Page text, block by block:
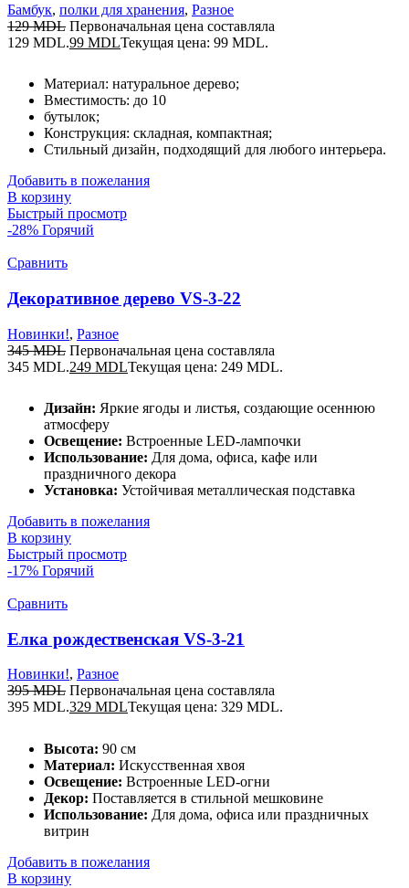
Бамбук, полки для хранения, Разное
129MDL Первоначальная цена составляла
129 MDL.99 MDLТекущая цена: 99 MDL.
Материал: натуральное дерево;
Вместимость: до 10
бутылок;
Конструкция: складная, компактная;
Стильный дизайн, подходящий для любого интерьера.
Добавить в пожелания
В корзину
Быстрый просмотр
-28% Горячий
Сравнить
Декоративное дерево VS-3-22
Новинки!, Разное
345MDL Первоначальная цена составляла
345 MDL.249 MDLТекущая цена: 249 MDL.
Дизайн: Яркие ягоды и листья, создающие осеннюю
атмосферу
Освещение: Встроенные LED-лампочки
Использование: Для дома, офиса, кафе или
праздничного декора
Установка: Устойчивая металлическая подставка
Добавить в пожелания
В корзину
Быстрый просмотр
-17% Горячий
Сравнить
Елка рождественская VS-3-21
Новинки!, Разное
395MDL Первоначальная цена составляла
395 MDL.329 MDLТекущая цена: 329 MDL.
Высота: 90 см
Материал: Искусственная хвоя
Освещение: Встроенные LED-огни
Декор: Поставляется в стильной мешковине
Использование: Для дома, офиса или праздничных
витрин
Добавить в пожелания
В корзину